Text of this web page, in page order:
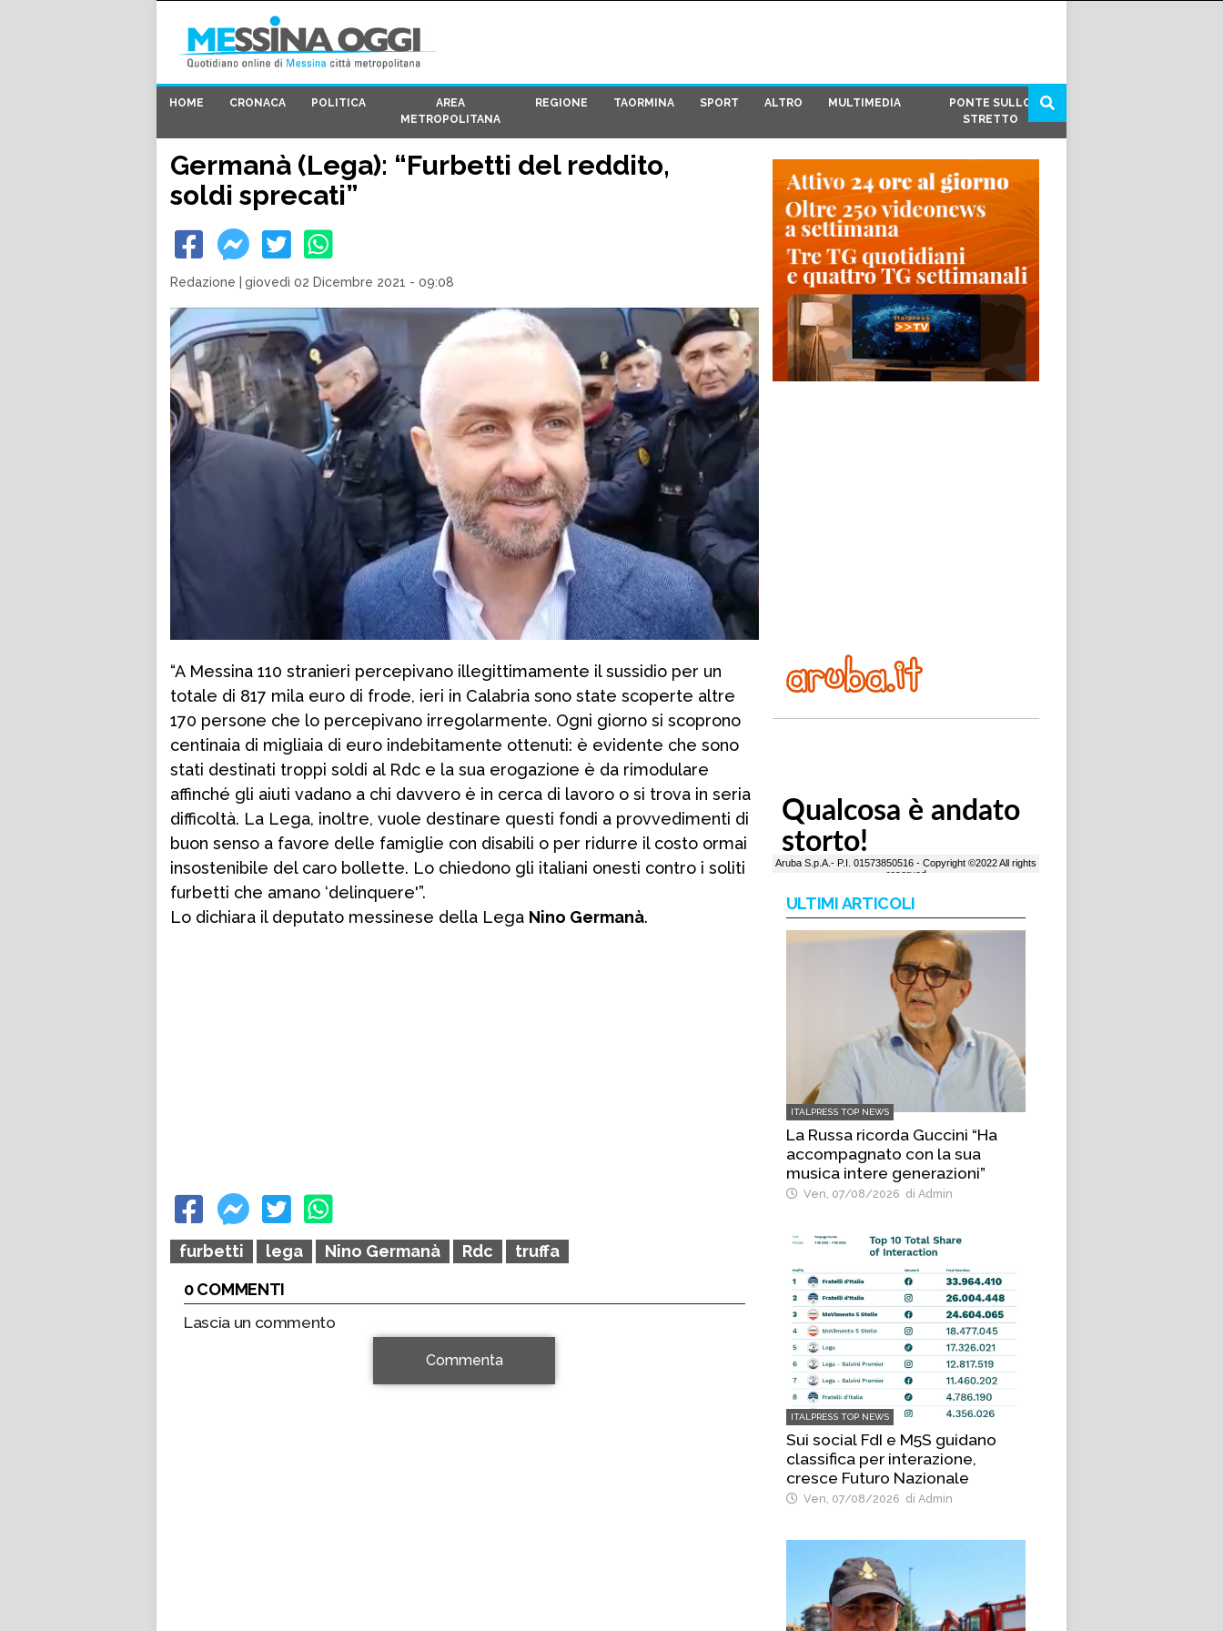
HOME CRONACA POLITICA
AREA
METROPOLITANA
REGIONE TAORMINA SPORT ALTRO MULTIMEDIA
PONTE SULLO
STRETTO
Germanà (Lega): “Furbetti del reddito,
soldi sprecati”
Redazione giovedì 02 Dicembre 2021 - 09:08
“A Messina 110 stranieri percepivano illegittimamente il sussidio per un
totale di 817 mila euro di frode, ieri in Calabria sono state scoperte altre
170 persone che lo percepivano irregolarmente. Ogni giorno si scoprono
centinaia di migliaia di euro indebitamente ottenuti: è evidente che sono
stati destinati troppi soldi al Rdc e la sua erogazione è da rimodulare
affinché gli aiuti vadano a chi davvero è in cerca di lavoro o si trova in seria
difficoltà. La Lega, inoltre, vuole destinare questi fondi a provvedimenti di
buon senso a favore delle famiglie con disabili o per ridurre il costo ormai
insostenibile del caro bollette. Lo chiedono gli italiani onesti contro i soliti
furbetti che amano ‘delinquere'”.
Lo dichiara il deputato messinese della Lega Nino Germanà.
furbetti lega Nino Germanà Rdc
truffa
0 COMMENTI
Lascia un commento
Commenta
ULTIMI ARTICOLI
ITALPRESS TOP NEWS
La Russa ricorda Guccini “Ha
accompagnato con la sua
musica intere generazioni”
Ven, 07/08/2026 di Admin
ITALPRESS TOP NEWS
Sui social FdI e M5S guidano
classifica per interazione,
cresce Futuro Nazionale
Ven, 07/08/2026 di Admin